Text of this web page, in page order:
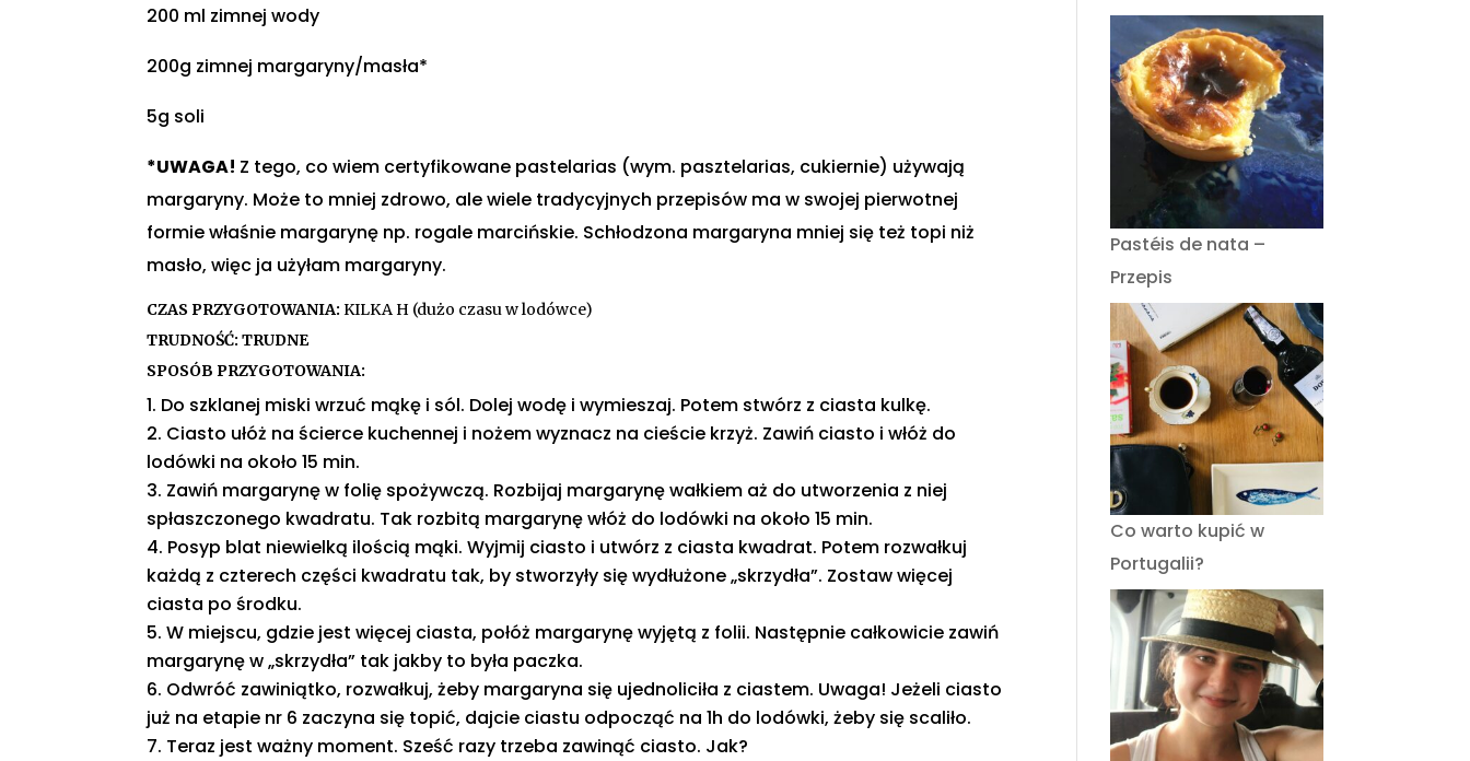
200 ml zimnej wody
200g zimnej margaryny/masła*
5g soli
*UWAGA! Z tego, co wiem certyfikowane pastelarias (wym. pasztelarias, cukiernie) używają
margaryny. Może to mniej zdrowo, ale wiele tradycyjnych przepisów ma w swojej pierwotnej
formie właśnie margarynę np. rogale marcińskie. Schłodzona margaryna mniej się też topi niż
masło, więc ja użyłam margaryny.
CZAS PRZYGOTOWANIA:KILKA H (dużo czasu w lodówce)
TRUDNOŚĆ: TRUDNE
SPOSÓB PRZYGOTOWANIA:
Do szklanej miski wrzuć mąkę i sól. Dolej wodę i wymieszaj. Potem stwórz z ciasta kulkę.
Ciasto ułóż na ścierce kuchennej i nożem wyznacz na cieście krzyż. Zawiń ciasto i włóż do
lodówki na około 15 min.
Zawiń margarynę w folię spożywczą. Rozbijaj margarynę wałkiem aż do utworzenia z niej
spłaszczonego kwadratu. Tak rozbitą margarynę włóż do lodówki na około 15 min.
Posyp blat niewielką ilością mąki. Wyjmij ciasto i utwórz z ciasta kwadrat. Potem rozwałkuj
każdą z czterech części kwadratu tak, by stworzyły się wydłużone „skrzydła”. Zostaw więcej
ciasta po środku.
W miejscu, gdzie jest więcej ciasta, połóż margarynę wyjętą z folii. Następnie całkowicie zawiń
margarynę w „skrzydła” tak jakby to była paczka.
Odwróć zawiniątko, rozwałkuj, żeby margaryna się ujednoliciła z ciastem. Uwaga! Jeżeli ciasto
już na etapie nr 6 zaczyna się topić, dajcie ciastu odpocząć na 1h do lodówki, żeby się scaliło.
Teraz jest ważny moment. Sześć razy trzeba zawinąć ciasto. Jak?
Pastéis de nata –
Przepis
Co warto kupić w
Portugalii?